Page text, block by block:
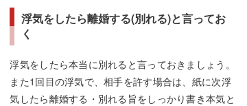
浮気をしたら離婚する(別れる)と言ってお
く
浮気をしたら本当に別れると言っておきましょう。
また1回目の浮気で、相手を許す場合は、紙に次浮
気したら離婚する・別れる旨をしっかり書き本気と